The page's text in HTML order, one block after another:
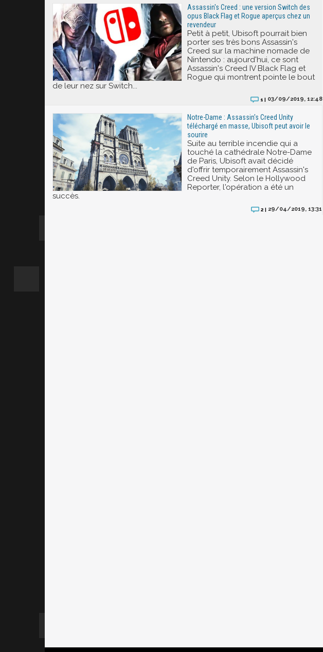
Assassin's Creed : une version Switch des
opus Black Flag et Rogue aperçus chez un
revendeur
Petit à petit, Ubisoft pourrait bien
porter ses très bons Assassin's
Creed sur la machine nomade de
Nintendo : aujourd'hui, ce sont
Assassin's Creed IV Black Flag et
Rogue qui montrent pointe le bout
de leur nez sur Switch...
1 | 03/09/2019, 12:48
Notre-Dame : Assassin's Creed Unity
téléchargé en masse, Ubisoft peut avoir le
sourire
Suite au terrible incendie qui a
touché la cathédrale Notre-Dame
de Paris, Ubisoft avait décidé
d'offrir temporairement Assassin's
Creed Unity. Selon le Hollywood
Reporter, l'opération a été un
succès.
2 | 29/04/2019, 13:31